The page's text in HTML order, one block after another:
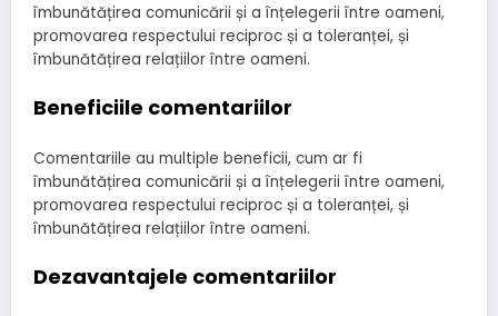
îmbunătățirea comunicării și a înțelegerii între oameni,
promovarea respectului reciproc și a toleranței, și
îmbunătățirea relațiilor între oameni.
Beneficiile comentariilor
Comentariile au multiple beneficii, cum ar fi
îmbunătățirea comunicării și a înțelegerii între oameni,
promovarea respectului reciproc și a toleranței, și
îmbunătățirea relațiilor între oameni.
Dezavantajele comentariilor